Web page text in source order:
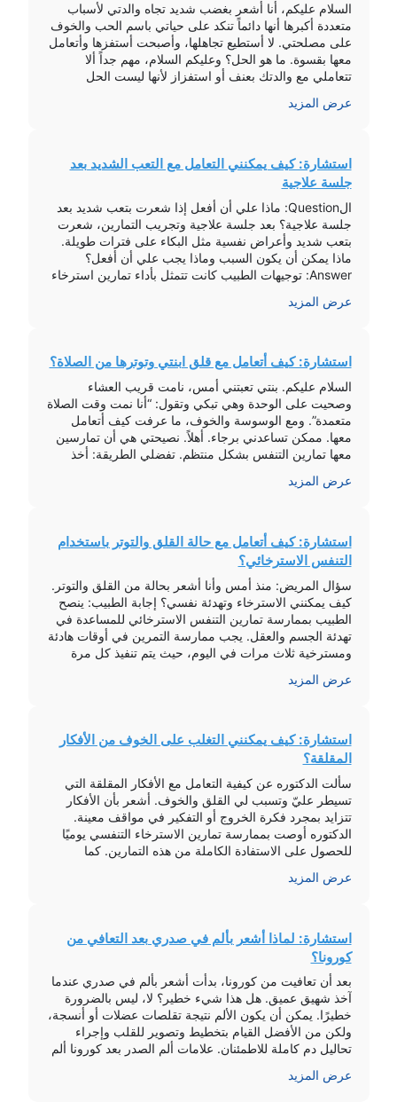
السلام عليكم، أنا أشعر بغضب شديد تجاه والدتي لأسباب
متعددة أكبرها أنها دائماً تنكد على حياتي باسم الحب والخوف
على مصلحتي. لا أستطيع تجاهلها، وأصبحت أستفزها وأتعامل
معها بقسوة. ما هو الحل؟ وعليكم السلام، مهم جداً ألا
تتعاملي مع والدتك بعنف أو استفزاز لأنها ليست الحل
[…]
عرض المزيد
استشارة: كيف يمكنني التعامل مع التعب الشديد بعد
جلسة علاجية
الQuestion: ماذا علي أن أفعل إذا شعرت بتعب شديد بعد
جلسة علاجية؟ بعد جلسة علاجية وتجريب التمارين، شعرت
بتعب شديد وأعراض نفسية مثل البكاء على فترات طويلة.
ماذا يمكن أن يكون السبب وماذا يجب علي أن أفعل؟
Answer: توجيهات الطبيب كانت تتمثل بأداء تمارين استرخاء
قد يوصى […]
عرض المزيد
استشارة: كيف أتعامل مع قلق ابنتي وتوترها من الصلاة؟
السلام عليكم. بنتي تعبتني أمس، نامت قريب العشاء
وصحيت على الوحدة وهي تبكي وتقول: “أنا نمت وقت الصلاة
متعمدة”. ومع الوسوسة والخوف، ما عرفت كيف أتعامل
معها. ممكن تساعدني برجاء. أهلاً. نصيحتي هي أن تمارسين
معها تمارين التنفس بشكل منتظم. تفضلي الطريقة: أخذ
شهيق عميق […]
عرض المزيد
استشارة: كيف أتعامل مع حالة القلق والتوتر باستخدام
التنفس الاسترخائي؟
سؤال المريض: منذ أمس وأنا أشعر بحالة من القلق والتوتر.
كيف يمكنني الاسترخاء وتهدئة نفسي؟ إجابة الطبيب: ينصح
الطبيب بممارسة تمارين التنفس الاسترخائي للمساعدة في
تهدئة الجسم والعقل. يجب ممارسة التمرين في أوقات هادئة
ومسترخية ثلاث مرات في اليوم، حيث يتم تنفيذ كل مرة
[…]
عرض المزيد
استشارة: كيف يمكنني التغلب على الخوف من الأفكار
المقلقة؟
سألت الدكتوره عن كيفية التعامل مع الأفكار المقلقة التي
تسيطر عليّ وتسبب لي القلق والخوف. أشعر بأن الأفكار
تتزايد بمجرد فكرة الخروج أو التفكير في مواقف معينة.
الدكتوره أوصت بممارسة تمارين الاسترخاء التنفسي يوميًا
للحصول على الاستفادة الكاملة من هذه التمارين. كما
الأقل إلى الأكثر قلقا، ثم […]
عرض المزيد
استشارة: لماذا أشعر بألم في صدري بعد التعافي من
كورونا؟
بعد أن تعافيت من كورونا، بدأت أشعر بألم في صدري عندما
آخذ شهيق عميق. هل هذا شيء خطير؟ لا، ليس بالضرورة
خطيرًا. يمكن أن يكون الألم نتيجة تقلصات عضلات أو أنسجة،
ولكن من الأفضل القيام بتخطيط وتصوير للقلب وإجراء
تحاليل دم كاملة للاطمئنان. علامات ألم الصدر بعد كورونا ألم
عرض المزيد